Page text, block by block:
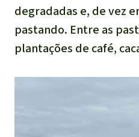
degradadas e, de vez
pastando. Entre as
plantações de café,